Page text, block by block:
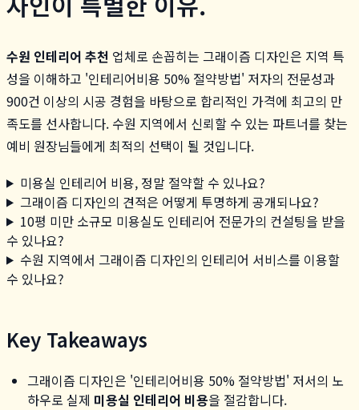
수원 인테리어 추천 업체로 손꼽히는 그래이즘 디자인은 지역 특
성을 이해하고 '인테리어비용 50% 절약방법' 저자의 전문성과
900건 이상의 시공 경험을 바탕으로 합리적인 가격에 최고의 만
족도를 선사합니다. 수원 지역에서 신뢰할 수 있는 파트너를 찾는
예비 원장님들에게 최적의 선택이 될 것입니다.
미용실 인테리어 비용, 정말 절약할 수 있나요?
그래이즘 디자인의 견적은 어떻게 투명하게 공개되나요?
10평 미만 소규모 미용실도 인테리어 전문가의 컨설팅을 받을
수 있나요?
수원 지역에서 그래이즘 디자인의 인테리어 서비스를 이용할
수 있나요?
Key Takeaways
그래이즘 디자인은 '인테리어비용 50% 절약방법' 저서의 노
하우로 실제 미용실 인테리어 비용을 절감합니다.